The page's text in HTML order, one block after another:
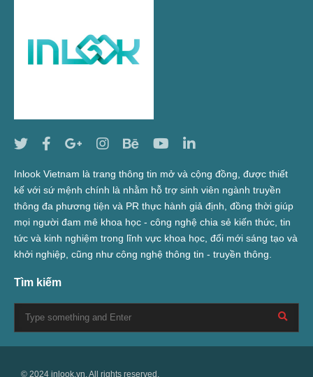
Inlook Vietnam là trang thông tin mở và cộng đồng, được thiết
kế với sứ mệnh chính là nhằm hỗ trợ sinh viên ngành truyền
thông đa phương tiện và PR thực hành giả định, đồng thời giúp
mọi người đam mê khoa học - công nghệ chia sẻ kiến thức, tin
tức và kinh nghiệm trong lĩnh vực khoa học, đổi mới sáng tạo và
khởi nghiệp, cũng như công nghệ thông tin - truyền thông.
Tìm kiếm
© 2024 inlook.vn. All rights reserved.